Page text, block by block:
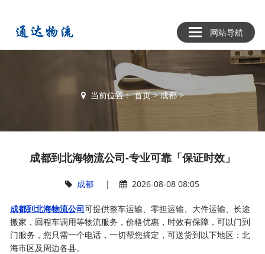
网站导航
当前位置：首页>成都>
成都到北海物流公司-专业可靠「保证时效」
成都 | 2026-08-08 08:05
成都到北海物流公司可提供整车运输、零担运输、大件运输、长途
搬家，回程车调用等物流服务，价格优惠，时效有保障，可以门到
门服务，您只需一个电话，一切帮您搞定，可送货到以下地区：北
海市区及周边各县。